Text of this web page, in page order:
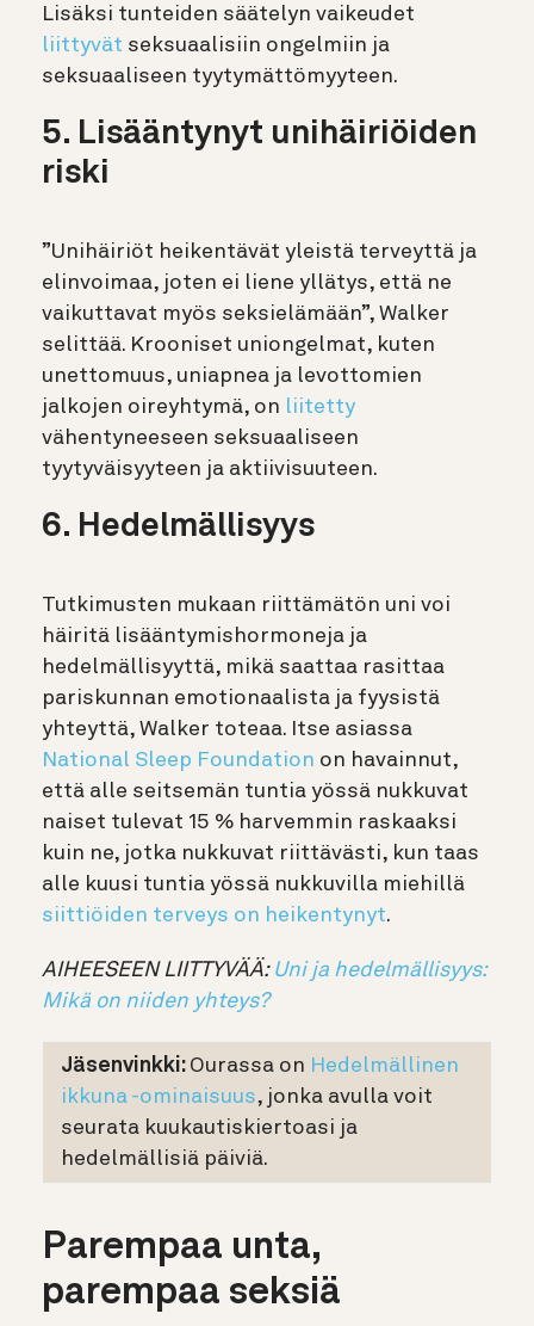
Lisäksi tunteiden säätelyn vaikeudet
liittyvät seksuaalisiin ongelmiin ja
seksuaaliseen tyytymättömyyteen.
5. Lisääntynyt unihäiriöiden
riski
”Unihäiriöt heikentävät yleistä terveyttä ja
elinvoimaa, joten ei liene yllätys, että ne
vaikuttavat myös seksielämään”, Walker
selittää. Krooniset uniongelmat, kuten
unettomuus, uniapnea ja levottomien
jalkojen oireyhtymä, on liitetty
vähentyneeseen seksuaaliseen
tyytyväisyyteen ja aktiivisuuteen.
6. Hedelmällisyys
Tutkimusten mukaan riittämätön uni voi
häiritä lisääntymishormoneja ja
hedelmällisyyttä, mikä saattaa rasittaa
pariskunnan emotionaalista ja fyysistä
yhteyttä, Walker toteaa. Itse asiassa
National Sleep Foundation on havainnut,
että alle seitsemän tuntia yössä nukkuvat
naiset tulevat 15 % harvemmin raskaaksi
kuin ne, jotka nukkuvat riittävästi, kun taas
alle kuusi tuntia yössä nukkuvilla miehillä
siittiöiden terveys on heikentynyt.
AIHEESEEN LIITTYVÄÄ: Uni ja hedelmällisyys:
Mikä on niiden yhteys?
Jäsenvinkki: Ourassa on Hedelmällinen
ikkuna -ominaisuus, jonka avulla voit
seurata kuukautiskiertoasi ja
hedelmällisiä päiviä.
Parempaa unta,
parempaa seksiä